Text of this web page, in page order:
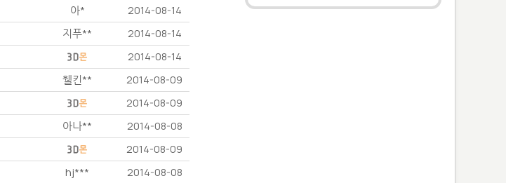
아* 2014-08-14
지푸** 2014-08-14
2014-08-14
웰킨** 2014-08-09
2014-08-09
아나** 2014-08-08
2014-08-09
hj*** 2014-08-08